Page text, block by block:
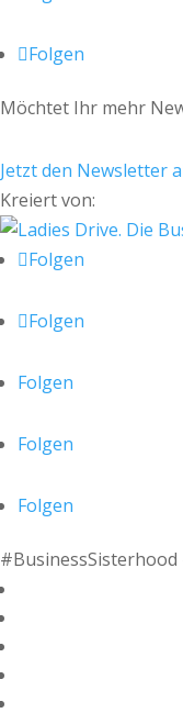
Folgen
Möchtet Ihr mehr
Jetzt den Newsletter
Kreiert von:
Folgen
Folgen
Folgen
Folgen
Folgen
#BusinessSisterhood